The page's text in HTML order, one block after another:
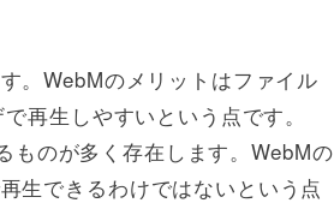
。WebMのメリットはファイル
再生しやすいという点です。
ものが多く存在します。WebMの
生できるわけではないという点